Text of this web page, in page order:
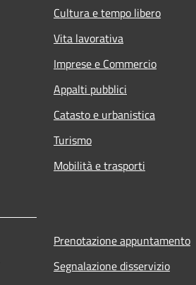
Cultura e tempo libero
Vita lavorativa
Imprese e Commercio
Appalti pubblici
Catasto e urbanistica
Turismo
Mobilità e trasporti
Prenotazione appuntamento
Segnalazione disservizio